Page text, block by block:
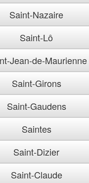
Saint-Nazaire
Saint-Lô
Jean-de-Maurienne
Saint-Girons
Saint-Gaudens
Saintes
Saint-Dizier
Saint-Claude